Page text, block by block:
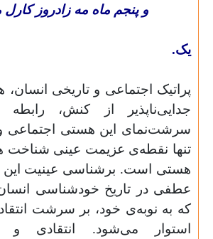
و پنجم ماه مه زادروز كارل
یک.
پراتیک اجتماعی و تاریخی
جدایی‌ناپذیر از کنش،
سرشت‌نمای این هستی اجتماعی
تنها نقطه‌ی عزیمت عینی شناخت
هستی است. برشناسی عینیت این
عطفی در تاریخ خودشناسی
که به نوبه‌ی خود، بر سرشت
استوار می‌شود. انتقادی و